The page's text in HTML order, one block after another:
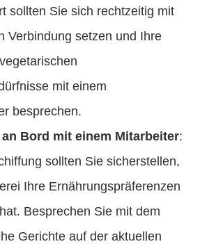
sollten Sie sich rechtzeitig mit
Verbindung setzen und Ihre
mit einem
besprechen.
Bord mit einem Mitarbeiter:
sollten Sie sicherstellen,
Ihre Ernährungspräferenzen
Besprechen Sie mit dem
Gerichte auf der aktuellen